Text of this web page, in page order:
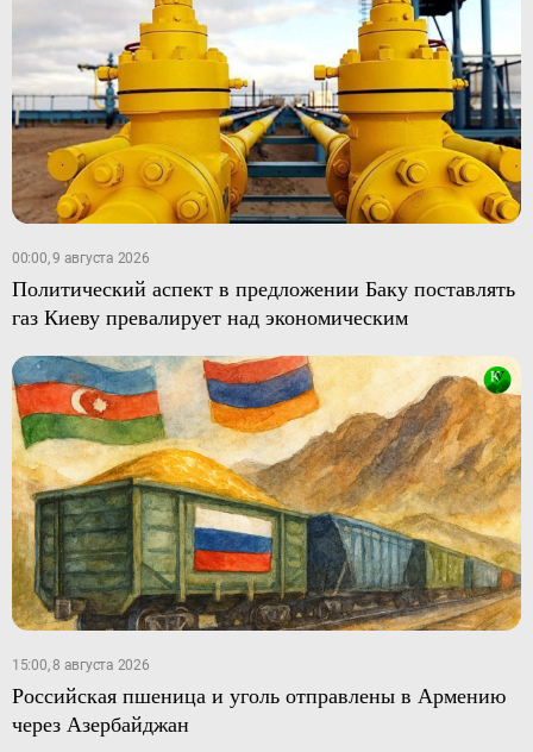
00:00, 9 августа 2026
Политический аспект в предложении Баку поставлять
газ Киеву превалирует над экономическим
15:00, 8 августа 2026
Российская пшеница и уголь отправлены в Армению
через Азербайджан